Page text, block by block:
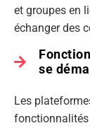
et groupes en
échanger des
se
Les
fonctionnalités